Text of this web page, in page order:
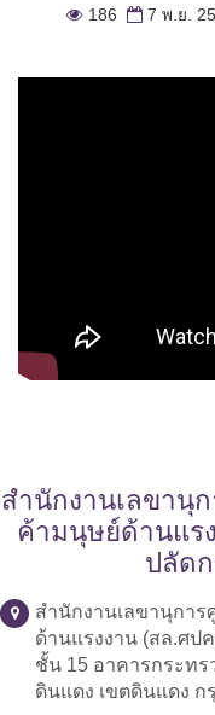
186 7 พ.ย.
สำนักงานเลขานุ
ค้ามนุษย์ด้านแร
ปลัด
สำนักงานเลขานุกา
ด้านแรงงาน (สล.ศป
ชั้น 15 อาคารกระท
ดินแดง เขตดินแดง ก